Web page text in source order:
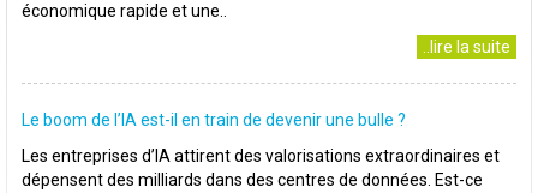
économique rapide et une..
..lire la suite
Le boom de l’IA est-il en train de devenir une bulle ?
Les entreprises d’IA attirent des valorisations extraordinaires et
dépensent des milliards dans des centres de données. Est-ce